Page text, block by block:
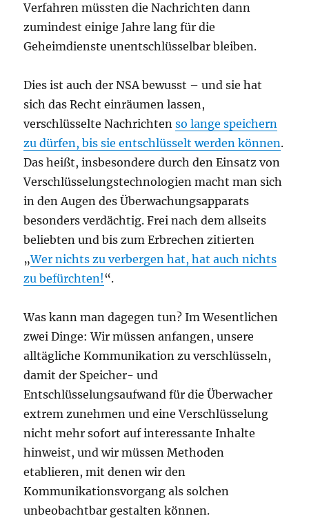
Verfahren müssten die Nachrichten dann
zumindest einige Jahre lang für die
Geheimdienste unentschlüsselbar bleiben.
Dies ist auch der NSA bewusst – und sie hat
sich das Recht einräumen lassen,
verschlüsselte Nachrichtenso lange speichern
zu dürfen, bis sie entschlüsselt werden können.
Das heißt, insbesondere durch den Einsatz von
Verschlüsselungstechnologien macht man sich
in den Augen des Überwachungsapparats
besonders verdächtig. Frei nach dem allseits
beliebten und bis zum Erbrechen zitierten
„Wer nichts zu verbergen hat, hat auch nichts
zu befürchten!“.
Was kann man dagegen tun? Im Wesentlichen
zwei Dinge: Wir müssen anfangen, unsere
alltägliche Kommunikation zu verschlüsseln,
damit der Speicher- und
Entschlüsselungsaufwand für die Überwacher
extrem zunehmen und eine Verschlüsselung
nicht mehr sofort auf interessante Inhalte
hinweist, und wir müssen Methoden
etablieren, mit denen wir den
Kommunikationsvorgang als solchen
unbeobachtbar gestalten können.